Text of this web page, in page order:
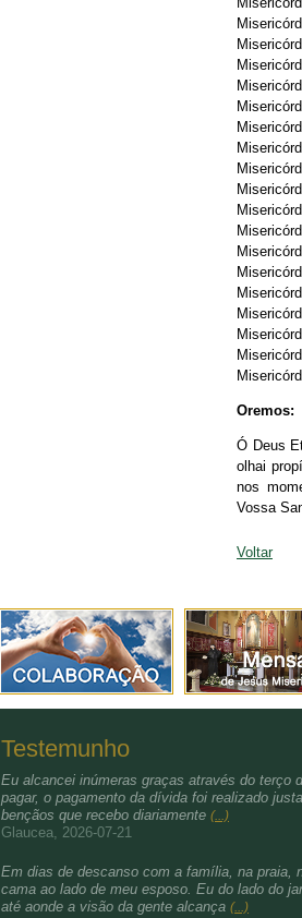
Oremos:
Ó Deus
olhai
nos
Vossa
Voltar
Testemunho
Eu alcancei inúmeras graças através do terço
pagar, o pagamento da dívida foi realizado
bençãos que recebo diariamente (...)
Glaucea, 2026-07-21
Em dias de descanso com a família, na praia,
cama ao lado de meu esposo. Eu do lado do
até aonde a visão da gente alcança (...)